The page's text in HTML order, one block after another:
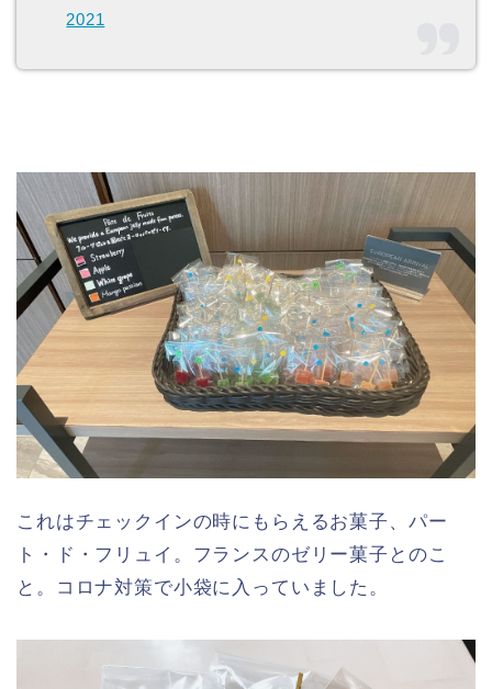
2021
これはチェックインの時にもらえるお菓子、パー
ト・ド・フリュイ。フランスのゼリー菓子とのこ
と。コロナ対策で小袋に入っていました。